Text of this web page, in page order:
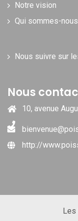
Notre vision
Qui sommes-
Nous suivre sur
Nous
10, avenue
http://
Les